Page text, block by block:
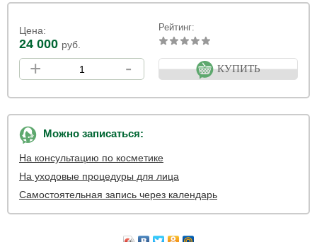
Цена:
24 000 руб.
Рейтинг:
+ - КУПИТЬ
Можно записаться:
На консультацию по косметике
На уходовые процедуры для лица
Самостоятельная запись через календарь